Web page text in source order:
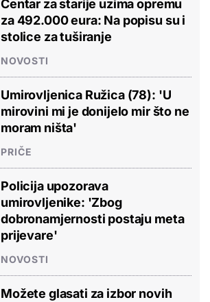
Centar za starije uzima opremu
za 492.000 eura: Na popisu su i
stolice za tuširanje
NOVOSTI
Umirovljenica Ružica (78): 'U
mirovini mi je donijelo mir što ne
moram ništa'
PRIČE
Policija upozorava
umirovljenike: 'Zbog
dobronamjernosti postaju meta
prijevare'
NOVOSTI
Možete glasati za izbor novih